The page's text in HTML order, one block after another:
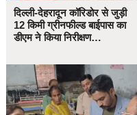
दिल्ली-देहरादून कॉरिडोर से जुड़ी
12 किमी ग्रीनफील्ड बाईपास का
डीएम ने किया निरीक्षण…